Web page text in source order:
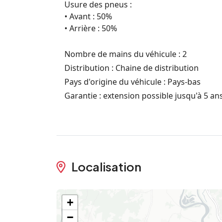
Usure des pneus :
• Avant : 50%
• Arrière : 50%
Nombre de mains du véhicule : 2
Distribution : Chaine de distribution
Pays d'origine du véhicule : Pays-bas
Garantie : extension possible jusqu'à 5
Localisation
+
−